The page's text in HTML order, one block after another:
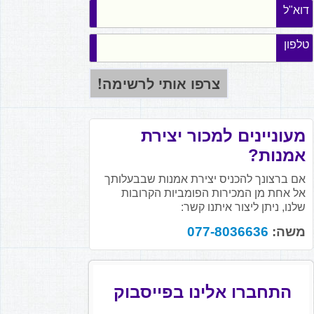
דוא"ל
טלפון
מעוניינים למכור יצירת
אמנות?
אם ברצונך להכניס יצירת אמנות שבבעלותך
אל אחת מן המכירות הפומביות הקרובות
שלנו, ניתן ליצור איתנו קשר:
משה: 077-8036636
התחברו אלינו בפייסבוק